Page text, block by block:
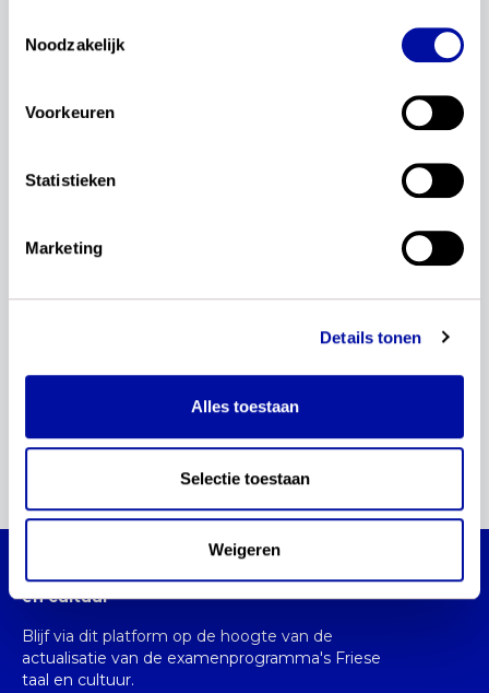
Noodzakelijk
Voorkeuren
Statistieken
Marketing
Details tonen
Alles toestaan
Selectie toestaan
Weigeren
van de conceptexamenprogramma's Fries. SLO
heeft deze feedback verwerkt in een tweede
vóór de fase van beproeven.
conceptsyllabi vind je op deze
website van CvTE
wil je dit delen?
Actualisatie examenprogramma's Friese taal
en cultuur
Blijf via dit platform op de hoogte van de
actualisatie van de examenprogramma's Friese
taal en cultuur.